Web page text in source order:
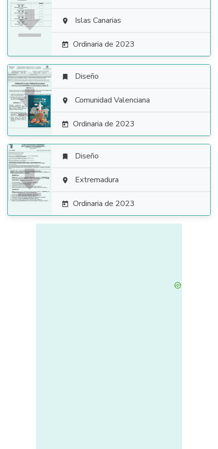
  Islas Canarias
 Ordinaria de 2023

 Diseño
 Comunidad Valenciana
 Ordinaria de 2023

 Diseño
 Extremadura
 Ordinaria de 2023